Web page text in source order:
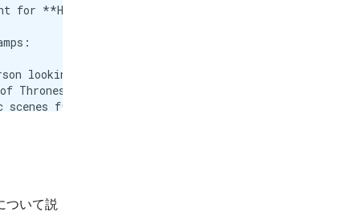
ついて説